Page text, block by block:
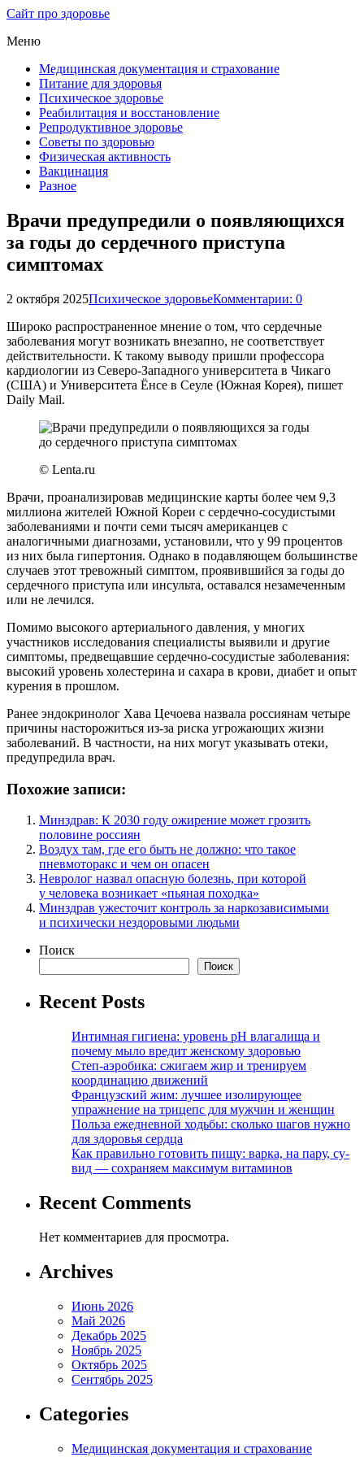
Сайт про здоровье
Меню
Медицинская документация и страхование
Питание для здоровья
Психическое здоровье
Реабилитация и восстановление
Репродуктивное здоровье
Советы по здоровью
Физическая активность
Вакцинация
Разное
Врачи предупредили о появляющихся
за годы до сердечного приступа
симптомах
2 октября 2025Психическое здоровьеКомментарии: 0
Широко распространенное мнение о том, что сердечные
заболевания могут возникать внезапно, не соответствует
действительности. К такому выводу пришли профессора
кардиологии из Северо-Западного университета в Чикаго
(США) и Университета Ёнсе в Сеуле (Южная Корея), пишет
Daily Mail.
© Lenta.ru
Врачи, проанализировав медицинские карты более чем 9,3
миллиона жителей Южной Кореи с сердечно-сосудистыми
заболеваниями и почти семи тысяч американцев с
аналогичными диагнозами, установили, что у 99 процентов
из них была гипертония. Однако в подавляющем большинстве
случаев этот тревожный симптом, проявившийся за годы до
сердечного приступа или инсульта, оставался незамеченным
или не лечился.
Помимо высокого артериального давления, у многих
участников исследования специалисты выявили и другие
симптомы, предвещавшие сердечно-сосудистые заболевания:
высокий уровень холестерина и сахара в крови, диабет и опыт
курения в прошлом.
Ранее эндокринолог Хава Цечоева назвала россиянам четыре
причины насторожиться из-за риска угрожающих жизни
заболеваний. В частности, на них могут указывать отеки,
предупредила врач.
Похожие записи:
Минздрав: К 2030 году ожирение может грозить
половине россиян
Воздух там, где его быть не должно: что такое
пневмоторакс и чем он опасен
Невролог назвал опасную болезнь, при которой
у человека возникает «пьяная походка»
Минздрав ужесточит контроль за наркозависимыми
и психически нездоровыми людьми
Поиск
Поиск
Recent Posts
Интимная гигиена: уровень pH влагалища и
почему мыло вредит женскому здоровью
Степ-аэробика: сжигаем жир и тренируем
координацию движений
Французский жим: лучшее изолирующее
упражнение на трицепс для мужчин и женщин
Польза ежедневной ходьбы: сколько шагов нужно
для здоровья сердца
Как правильно готовить пищу: варка, на пару, су-
вид — сохраняем максимум витаминов
Recent Comments
Нет комментариев для просмотра.
Archives
Июнь 2026
Май 2026
Декабрь 2025
Ноябрь 2025
Октябрь 2025
Сентябрь 2025
Categories
Медицинская документация и страхование